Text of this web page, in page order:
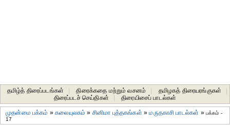
தமிழ்த் திரைப்படங்கள் திரைக்கதை மற்றும் வசனம் தமிழகத் திரையரங்குகள்
திரைப்படச் செய்திகள்
திரையிசைப் பாடல்கள்
முதன்மை பக்கம் »கலையுலகம் » சினிமா புத்தகங்கள் »மருதகாசி பாடல்கள் » பக்கம் -
17